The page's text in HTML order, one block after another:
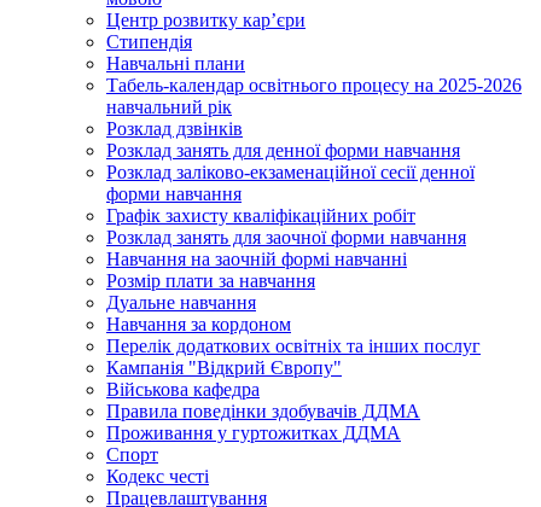
Центр розвитку кар’єри
Стипендія
Навчальні плани
Табель-календар освітнього процесу на 2025-2026
навчальний рік
Розклад дзвінків
Розклад занять для денної форми навчання
Розклад заліково-екзаменаційної сесії денної
форми навчання
Графік захисту кваліфікаційних робіт
Розклад занять для заочної форми навчання
Навчання на заочній формі навчанні
Розмір плати за навчання
Дуальне навчання
Навчання за кордоном
Перелік додаткових освітніх та інших послуг
Кампанія "Відкрий Європу"
Військова кафедра
Правила поведінки здобувачів ДДМА
Проживання у гуртожитках ДДМА
Спорт
Кодекс честі
Працевлаштування